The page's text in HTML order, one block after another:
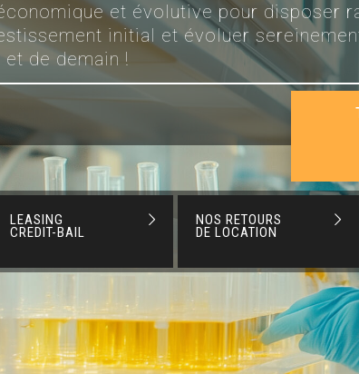
LEASING
CREDIT-BAIL
NOS RETOURS
DE LOCATION
et évolutive pour disposer
initial et évoluer
de demain !